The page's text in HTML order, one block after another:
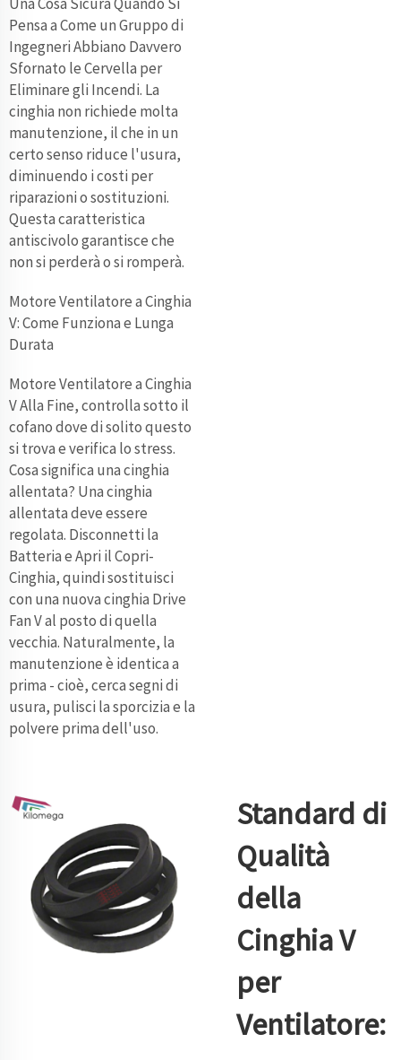
Pensa a Come un Gruppo di
Ingegneri Abbiano Davvero
Sfornato le Cervella per
Eliminare gli Incendi. La
cinghia non richiede molta
manutenzione, il che in un
certo senso riduce l'usura,
diminuendo i costi per
riparazioni o sostituzioni.
Questa caratteristica
antiscivolo garantisce che
non si perderà o si romperà.
Motore Ventilatore a Cinghia
V: Come Funziona e Lunga
Durata
Motore Ventilatore a Cinghia
V Alla Fine, controlla sotto il
cofano dove di solito questo
si trova e verifica lo stress.
Cosa significa una cinghia
allentata? Una cinghia
allentata deve essere
regolata. Disconnetti la
Batteria e Apri il Copri-
Cinghia, quindi sostituisci
con una nuova cinghia Drive
Fan V al posto di quella
vecchia. Naturalmente, la
manutenzione è identica a
prima - cioè, cerca segni di
usura, pulisci la sporcizia e la
polvere prima dell'uso.
Standard di
Qualità
della
Cinghia V
per
Ventilatore: